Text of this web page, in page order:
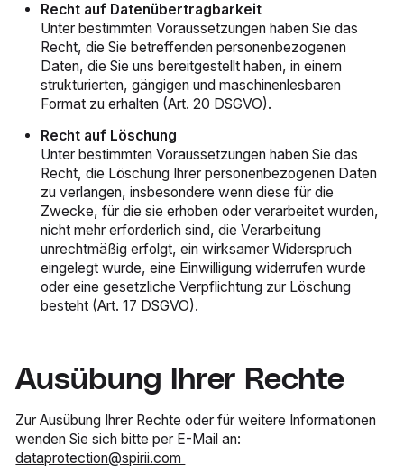
Recht auf Datenübertragbarkeit
Unter bestimmten Voraussetzungen haben Sie das
Recht, die Sie betreffenden personenbezogenen
Daten, die Sie uns bereitgestellt haben, in einem
strukturierten, gängigen und maschinenlesbaren
Format zu erhalten (Art. 20 DSGVO).
Recht auf Löschung
Unter bestimmten Voraussetzungen haben Sie das
Recht, die Löschung Ihrer personenbezogenen Daten
zu verlangen, insbesondere wenn diese für die
Zwecke, für die sie erhoben oder verarbeitet wurden,
nicht mehr erforderlich sind, die Verarbeitung
unrechtmäßig erfolgt, ein wirksamer Widerspruch
eingelegt wurde, eine Einwilligung widerrufen wurde
oder eine gesetzliche Verpflichtung zur Löschung
besteht (Art. 17 DSGVO).
Ausübung Ihrer Rechte
Zur Ausübung Ihrer Rechte oder für weitere Informationen
wenden Sie sich bitte per E-Mail an:
dataprotection@spirii.com